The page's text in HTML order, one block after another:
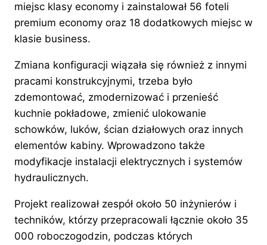
miejsc klasy economy i zainstalował 56 foteli
premium economy oraz 18 dodatkowych miejsc w
klasie business.
Zmiana konfiguracji wiązała się również z innymi
pracami konstrukcyjnymi, trzeba było
zdemontować, zmodernizować i przenieść
kuchnie pokładowe, zmienić ulokowanie
schowków, luków, ścian działowych oraz innych
elementów kabiny. Wprowadzono także
modyfikacje instalacji elektrycznych i systemów
hydraulicznych.
Projekt realizował zespół około 50 inżynierów i
techników, którzy przepracowali łącznie około 35
000 roboczogodzin, podczas których